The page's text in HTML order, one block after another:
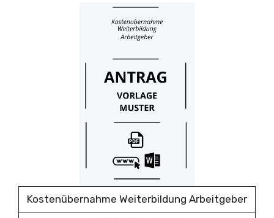
Kostenübernahme Weiterbildung Arbeitgeber